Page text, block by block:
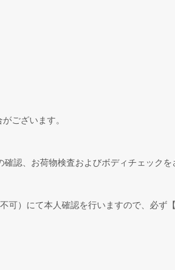
ございます。
認、お荷物検査およびボディチェックを
可）にて本人確認を行いますので、必ず